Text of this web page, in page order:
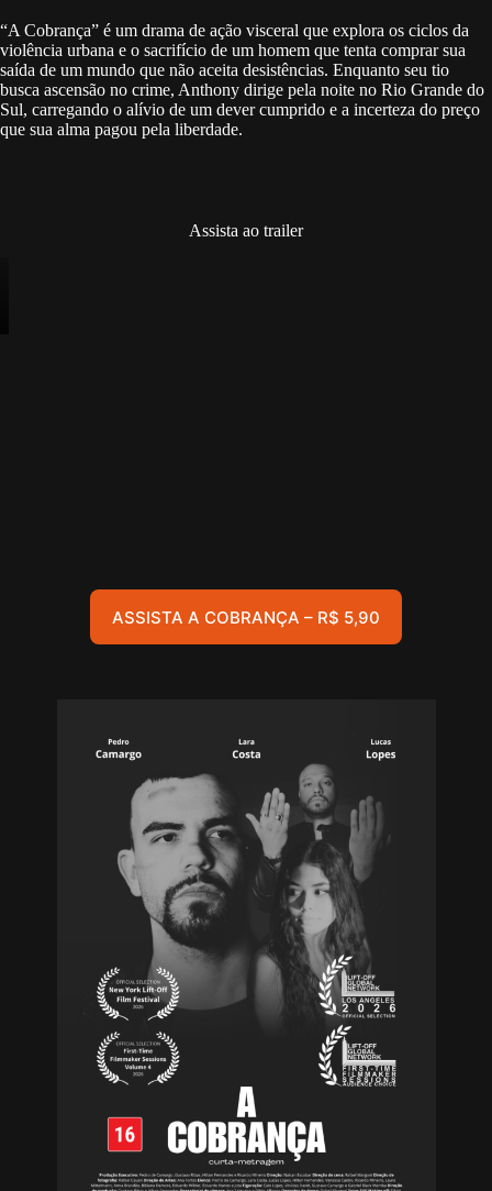
“A Cobrança” é um drama de ação visceral que explora os ciclos da
violência urbana e o sacrifício de um homem que tenta comprar sua
saída de um mundo que não aceita desistências. Enquanto seu tio
busca ascensão no crime, Anthony dirige pela noite no Rio Grande do
Sul, carregando o alívio de um dever cumprido e a incerteza do preço
que sua alma pagou pela liberdade.
Assista ao trailer
ASSISTA A COBRANÇA – R$ 5,90